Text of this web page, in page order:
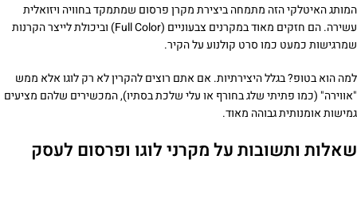
המותג האיטלקי הזה מתמחה ביצירת מקרן פרסום שמתמקד בחוויה ויזואלית
עשירה. הם חזקים מאוד במקרנים צבעוניים (Full Color) וביכולת לייצר הקרנות
שמרגישות כמעט כמו סרט קולנוע על הקיר.
למה הוא בטופ? בגלל היצירתיות. אם אתם רוצים להקרין לא רק לוגו אלא ממש
"אווירה" (כמו פתיתי שלג בחורף או עלי שלכת בסתיו), המכשירים שלהם מציעים
גמישות אומנותית גבוהה מאוד.
שאלות ותשובות על מקרני לוגו ופרסום לעסק